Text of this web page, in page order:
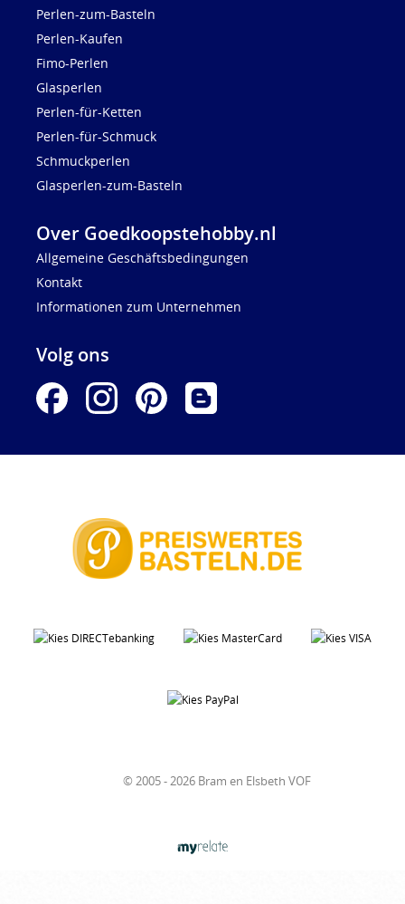
Perlen-zum-Basteln
Perlen-Kaufen
Fimo-Perlen
Glasperlen
Perlen-für-Ketten
Perlen-für-Schmuck
Schmuckperlen
Glasperlen-zum-Basteln
Over Goedkoopstehobby.nl
Allgemeine Geschäftsbedingungen
Kontakt
Informationen zum Unternehmen
Volg ons
© 2005 - 2026 Bram en Elsbeth VOF